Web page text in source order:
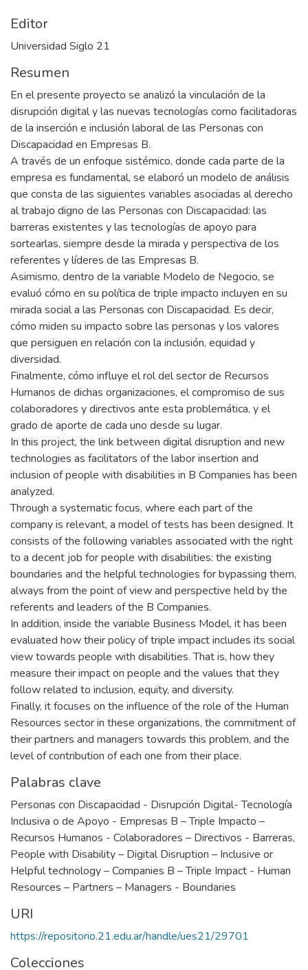
Editor
Universidad Siglo 21
Resumen
En el presente proyecto se analizó la vinculación de la
disrupción digital y las nuevas tecnologías como facilitadoras
de la inserción e inclusión laboral de las Personas con
Discapacidad en Empresas B.
A través de un enfoque sistémico, donde cada parte de la
empresa es fundamental, se elaboró un modelo de análisis
que consta de las siguientes variables asociadas al derecho
al trabajo digno de las Personas con Discapacidad: las
barreras existentes y las tecnologías de apoyo para
sortearlas, siempre desde la mirada y perspectiva de los
referentes y líderes de las Empresas B.
Asimismo, dentro de la variable Modelo de Negocio, se
evaluó cómo en su política de triple impacto incluyen en su
mirada social a las Personas con Discapacidad. Es decir,
cómo miden su impacto sobre las personas y los valores
que persiguen en relación con la inclusión, equidad y
diversidad.
Finalmente, cómo influye el rol del sector de Recursos
Humanos de dichas organizaciones, el compromiso de sus
colaboradores y directivos ante esta problemática, y el
grado de aporte de cada uno desde su lugar.
In this project, the link between digital disruption and new
technologies as facilitators of the labor insertion and
inclusion of people with disabilities in B Companies has been
analyzed.
Through a systematic focus, where each part of the
company is relevant, a model of tests has been designed. It
consists of the following variables associated with the right
to a decent job for people with disabilities: the existing
boundaries and the helpful technologies for bypassing them,
always from the point of view and perspective held by the
referents and leaders of the B Companies.
In addition, inside the variable Business Model, it has been
evaluated how their policy of triple impact includes its social
view towards people with disabilities. That is, how they
measure their impact on people and the values that they
follow related to inclusion, equity, and diversity.
Finally, it focuses on the influence of the role of the Human
Resources sector in these organizations, the commitment of
their partners and managers towards this problem, and the
level of contribution of each one from their place.
Palabras clave
Personas con Discapacidad - Disrupción Digital- Tecnología
Inclusiva o de Apoyo - Empresas B – Triple Impacto –
Recursos Humanos - Colaboradores – Directivos - Barreras,
People with Disability – Digital Disruption – Inclusive or
Helpful technology – Companies B – Triple Impact - Human
Resources – Partners – Managers - Boundaries
URI
https://repositorio.21.edu.ar/handle/ues21/29701
Colecciones